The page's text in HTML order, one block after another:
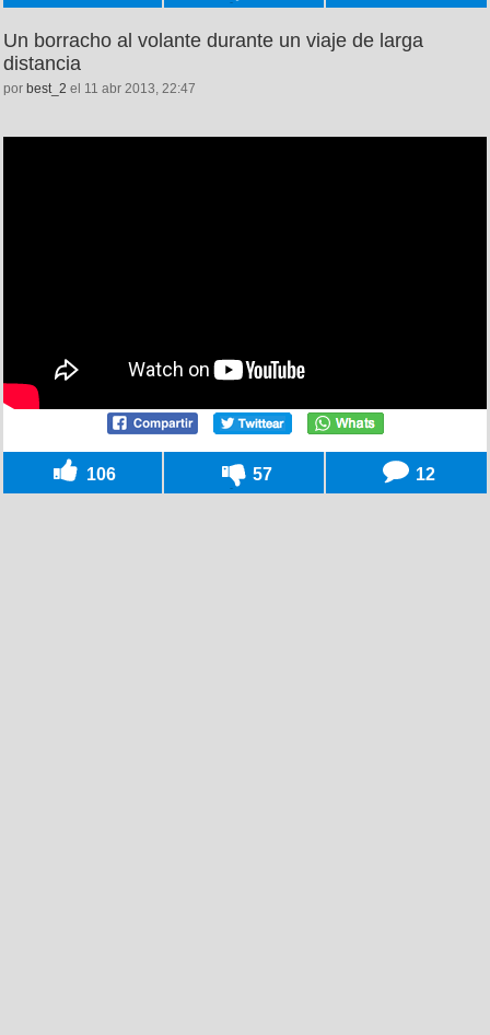
Un borracho al volante durante un viaje de larga
distancia
por best_2 el 11 abr 2013, 22:47
106 57 12